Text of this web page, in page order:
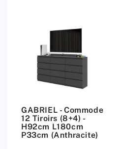
GABRIEL - Commode
12 Tiroirs (8+4) -
H92cm L180cm
P33cm (Anthracite)